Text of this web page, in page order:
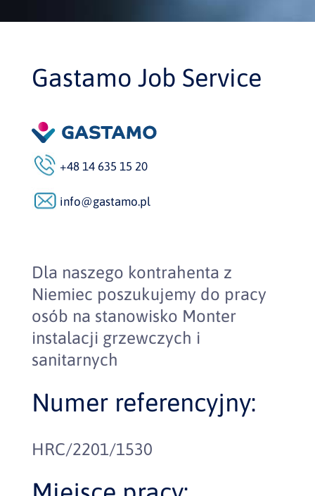
Gastamo Job Service
+48 14 635 15 20
info@gastamo.pl
Dla naszego kontrahenta z
Niemiec poszukujemy do pracy
osób na stanowisko Monter
instalacji grzewczych i
sanitarnych
Numer referencyjny:
HRC/2201/1530